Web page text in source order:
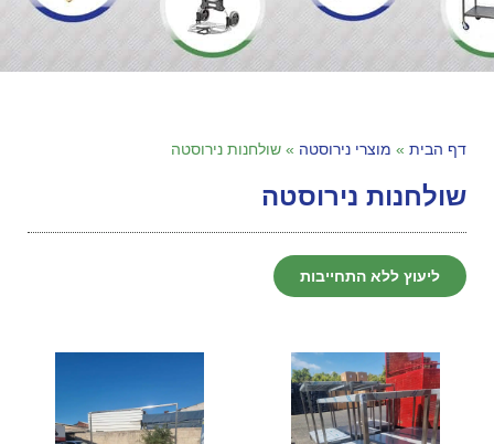
דף הבית » מוצרי נירוסטה » שולחנות נירוסטה
שולחנות נירוסטה
ליעוץ ללא התחייבות